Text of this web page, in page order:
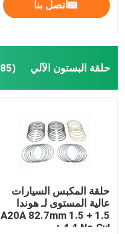
اتصل بنا
حلقة البستون الآلي (85)
حلقة المكبس السيارات
عالية المستوى لـ هوندا
A20A 82.7mm 1.5 + 1.5
+ 4 4 No.Cyl